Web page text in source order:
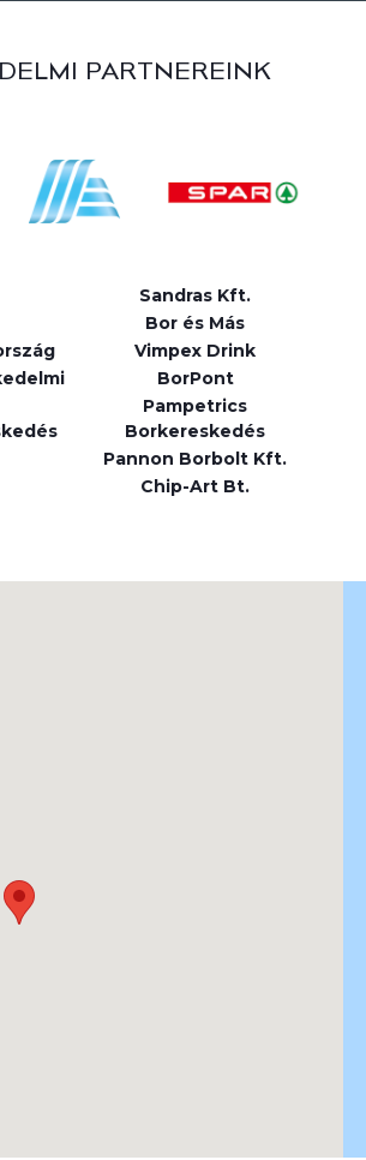
PARTNEREINK
Sandras Kft.
Bor és Más
Vimpex Drink
BorPont
Pampetrics
Borkereskedés
Pannon Borbolt Kft.
Chip-Art Bt.